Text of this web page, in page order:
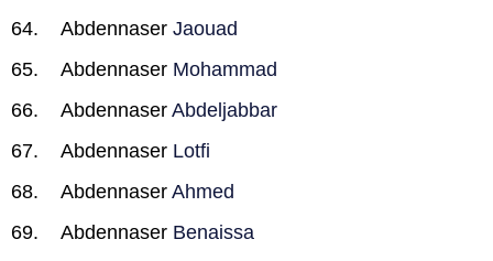
Abdennaser Jaouad
Abdennaser Mohammad
Abdennaser Abdeljabbar
Abdennaser Lotfi
Abdennaser Ahmed
Abdennaser Benaissa